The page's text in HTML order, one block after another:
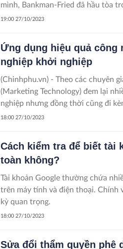
mình, Bankman-Fried đã hầu tòa
Manhattan, theo Insider.
19:00 27/10/2023
Ứng dụng hiệu quả công
nghiệp khởi nghiệp
(Chinhphu.vn) - Theo các chuyên
(Marketing Technology) đem lại
nghiệp nhưng đồng thời cũng đi
tối ưu hóa hiệu quả của Martech.
18:00 27/10/2023
Cách kiểm tra để biết tài
toàn không?
Tài khoản Google thường chứa
trên máy tính và điện thoại. Chính
kỳ quan trọng.
18:00 27/10/2023
Sửa đổi thẩm quyền phê